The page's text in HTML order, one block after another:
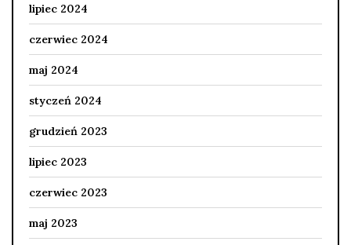
lipiec 2024
czerwiec 2024
maj 2024
styczeń 2024
grudzień 2023
lipiec 2023
czerwiec 2023
maj 2023